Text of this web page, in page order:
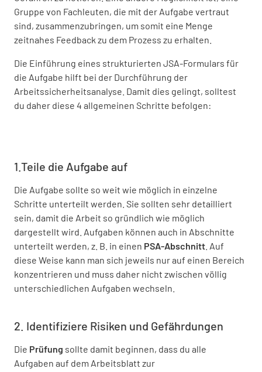
Gruppe von Fachleuten, die mit der Aufgabe vertraut
sind, zusammenzubringen, um somit eine Menge
zeitnahes Feedback zu dem Prozess zu erhalten.
Die Einführung eines strukturierten JSA-Formulars für
die Aufgabe hilft bei der Durchführung der
Arbeitssicherheitsanalyse. Damit dies gelingt, solltest
du daher diese 4 allgemeinen Schritte befolgen:
1.Teile die Aufgabe auf
Die Aufgabe sollte so weit wie möglich in einzelne
Schritte unterteilt werden. Sie sollten sehr detailliert
sein, damit die Arbeit so gründlich wie möglich
dargestellt wird. Aufgaben können auch in Abschnitte
unterteilt werden, z. B. in einen PSA-Abschnitt . Auf
diese Weise kann man sich jeweils nur auf einen Bereich
konzentrieren und muss daher nicht zwischen völlig
unterschiedlichen Aufgaben wechseln.
2. Identifiziere Risiken und Gefährdungen
Die Prüfung sollte damit beginnen, dass du alle
Aufgaben auf dem Arbeitsblatt zur